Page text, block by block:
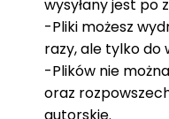
wysyłany jest po
-Pliki możesz
razy, ale tylko do
-Plików nie
oraz